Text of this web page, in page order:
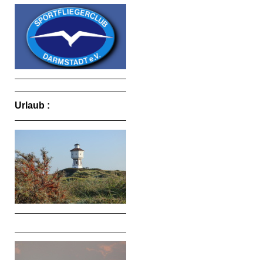
Urlaub :